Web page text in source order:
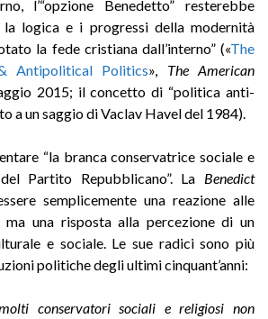
l’“opzione Benedetto” resterebbe
la logica e i progressi della modernità
la fede cristiana dall’interno” («The
Antipolitical Politics», The American
2015; il concetto di “politica anti-
a un saggio di Vaclav Havel del 1984).
“la branca conservatrice sociale e
Partito Repubblicano”. La Benedict
semplicemente una reazione alle
ma una risposta alla percezione di un
e sociale. Le sue radici sono più
politiche degli ultimi cinquant’anni:
conservatori sociali e religiosi non